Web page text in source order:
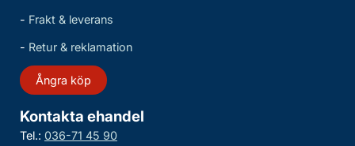
- Frakt & leverans
- Retur & reklamation
Ångra köp
Kontakta ehandel
Tel.: 036-71 45 90